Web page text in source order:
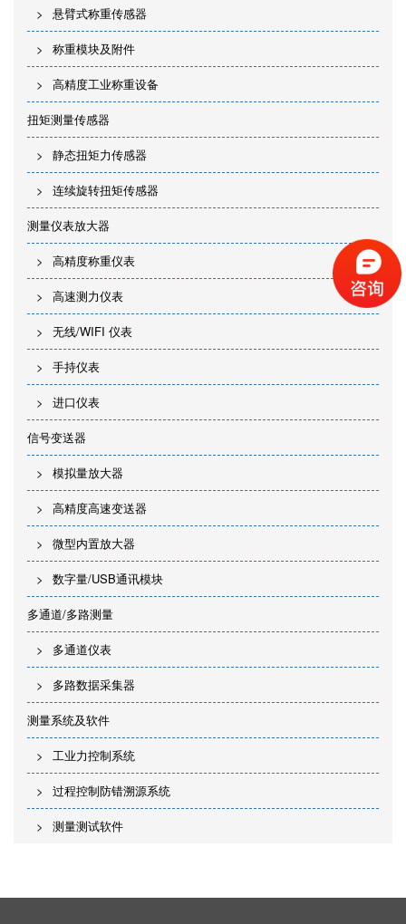
悬臂式称重传感器
称重模块及附件
高精度工业称重设备
扭矩测量传感器
静态扭矩力传感器
连续旋转扭矩传感器
测量仪表放大器
高精度称重仪表
高速测力仪表
无线/WIFI 仪表
手持仪表
进口仪表
信号变送器
模拟量放大器
高精度高速变送器
微型内置放大器
数字量/USB通讯模块
多通道/多路测量
多通道仪表
多路数据采集器
测量系统及软件
工业力控制系统
过程控制防错溯源系统
测量测试软件